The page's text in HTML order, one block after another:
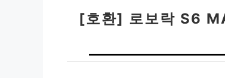
[호환] 로보락 S6